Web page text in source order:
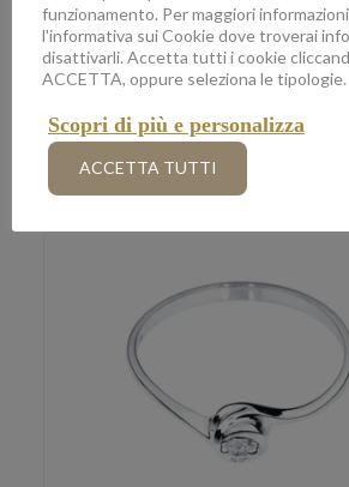
JISELLE RING
colore: Oro Giallo, carati:
€
funzionamento. Per maggiori
l'informativa sui Cookie dove troverai
disattivarli. Accetta tutti i cookie
ACCETTA, oppure seleziona le tipologie.
Scopri di più e personalizza
ACCETTA TUTTI